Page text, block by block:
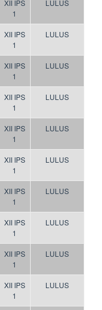
XII IPS
1
LULUS
XII IPS
1
LULUS
XII IPS
1
LULUS
XII IPS
1
LULUS
XII IPS
1
LULUS
XII IPS
1
LULUS
XII IPS
1
LULUS
XII IPS
1
LULUS
XII IPS
1
LULUS
XII IPS
1
LULUS